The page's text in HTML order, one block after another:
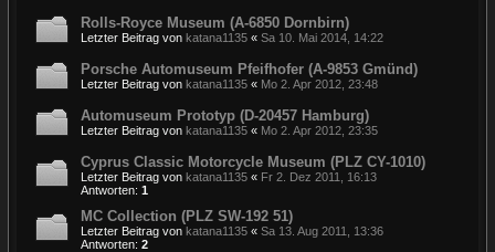
Rolls-Royce Museum (A-6850 Dornbirn)
Letzter Beitrag von katana1135 « Sa 10. Mai 2014, 14:22
Porsche Automuseum Pfeifhofer (A-9853 Gmünd)
Letzter Beitrag von katana1135 « Mo 2. Apr 2012, 23:48
Automuseum Prototyp (D-20457 Hamburg)
Letzter Beitrag von katana1135 « Mo 2. Apr 2012, 23:35
Cyprus Classic Motorcycle Museum (PLZ CY-1010)
Letzter Beitrag von katana1135 « Fr 2. Dez 2011, 16:13
Antworten: 1
MC Collection (PLZ SW-192 51)
Letzter Beitrag von katana1135 « Sa 13. Aug 2011, 13:36
Antworten: 2